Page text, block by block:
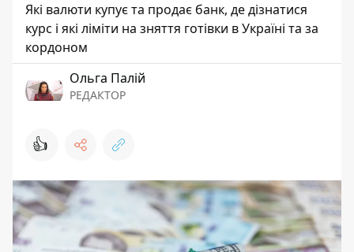
Які валюти купує та продає банк, де дізнатися
курс і які ліміти на зняття готівки в Україні та за
кордоном
Ольга Палій
РЕДАКТОР
👍